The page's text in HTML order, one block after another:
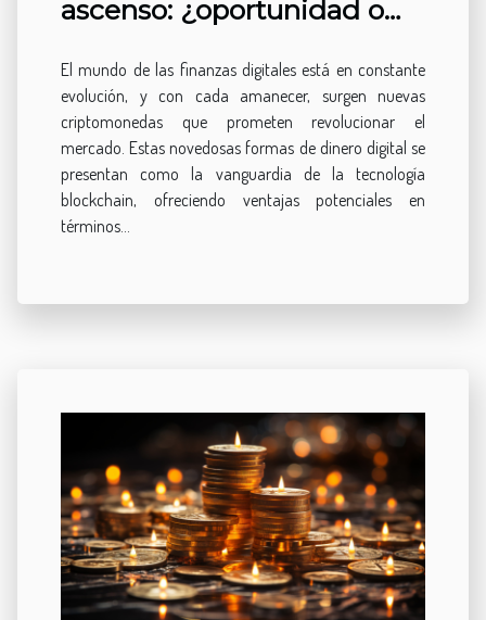
ascenso: ¿oportunidad o
El mundo de las finanzas digitales está en constante
evolución, y con cada amanecer, surgen nuevas
criptomonedas que prometen revolucionar el
mercado. Estas novedosas formas de dinero digital se
presentan como la vanguardia de la tecnología
blockchain, ofreciendo ventajas potenciales en
términos...